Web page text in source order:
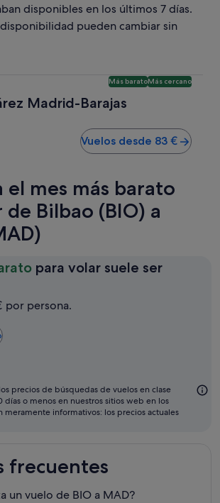
disponibles en los últimos 7 días.
pueden cambiar sin
Más baratoMás cercano
Madrid-Barajas
Vuelos desde 83 €
el mes más barato
Bilbao (BIO) a
para volar suele ser
por persona.
precios de búsquedas de vuelos en clase
días o menos en nuestros sitios web en los
meramente informativos: los precios actuales
frecuentes
un vuelo de BIO a MAD?